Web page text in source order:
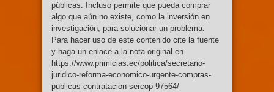
públicas. Incluso permite que pueda comprar
algo que aún no existe, como la inversión en
investigación, para solucionar un problema.
Para hacer uso de este contenido cite la fuente
y haga un enlace a la nota original en
https://www.primicias.ec/politica/secretario-
juridico-reforma-economico-urgente-compras-
publicas-contratacion-sercop-97564/